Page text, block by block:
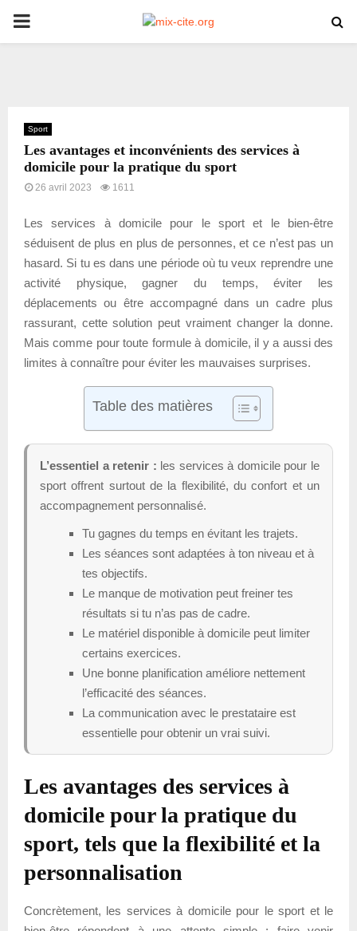
PRIMARY
Sport
Les avantages et inconvénients des services à
domicile pour la pratique du sport
26 avril 2023 1611
Les services à domicile pour le sport et le bien-être
séduisent de plus en plus de personnes, et ce n’est pas un
hasard. Si tu es dans une période où tu veux reprendre une
activité physique, gagner du temps, éviter les
déplacements ou être accompagné dans un cadre plus
rassurant, cette solution peut vraiment changer la donne.
Mais comme pour toute formule à domicile, il y a aussi des
limites à connaître pour éviter les mauvaises surprises.
Table des matières
L’essentiel a retenir : les services à domicile pour le
sport offrent surtout de la flexibilité, du confort et un
accompagnement personnalisé.
Tu gagnes du temps en évitant les trajets.
Les séances sont adaptées à ton niveau et à
tes objectifs.
Le manque de motivation peut freiner tes
résultats si tu n’as pas de cadre.
Le matériel disponible à domicile peut limiter
certains exercices.
Une bonne planification améliore nettement
l’efficacité des séances.
La communication avec le prestataire est
essentielle pour obtenir un vrai suivi.
Les avantages des services à
domicile pour la pratique du
sport, tels que la flexibilité et la
personnalisation
Concrètement, les services à domicile pour le sport et le